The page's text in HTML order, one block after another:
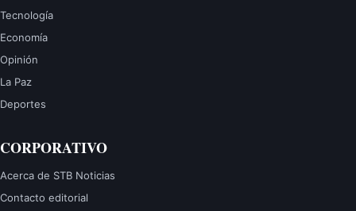
Tecnología
Economía
Opinión
La Paz
Deportes
CORPORATIVO
Acerca de STB Noticias
Contacto editorial